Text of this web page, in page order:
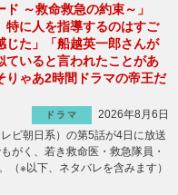
ド ～救命救急の約束～」
特に人を指導するのはすご
じた」「船越英一郎さんが
ていると言われたことがあ
りゃあ2時間ドラマの帝王だ
ドラマ
2026年8月6日
ビ朝日系）の第5話が4日に放送
く、若き救命医・救急隊員・
※以下、ネタバレを含みます）